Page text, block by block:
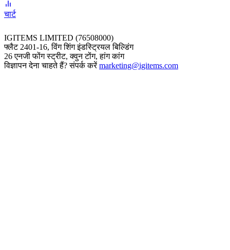
चार्ट
IGITEMS LIMITED (76508000)
फ्लैट 2401-16, विंग शिंग इंडस्ट्रियल बिल्डिंग
26 एनजी फोंग स्ट्रीट, क्वुन टोंग, हांग कांग
विज्ञापन देना चाहते हैं? संपर्क करेंmarketing@igitems.com